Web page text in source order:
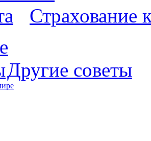
Страхование
Другие советы